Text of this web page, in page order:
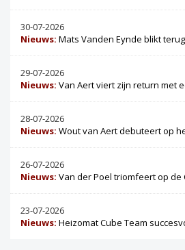
30-07-2026
Nieuws: Mats Vanden Eynde blikt
29-07-2026
Nieuws: Van Aert viert zijn return met
28-07-2026
Nieuws: Wout van Aert debuteert op
26-07-2026
Nieuws: Van der Poel triomfeert op de
23-07-2026
Nieuws: Heizomat Cube Team